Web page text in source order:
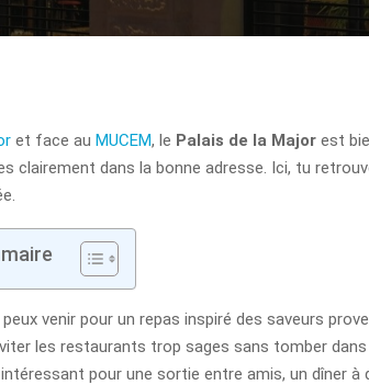
et face au MUCEM, le Palais de la Major est
clairement dans la bonne adresse. Ici, tu
venir pour un repas inspiré des saveurs
les restaurants trop sages sans tomber
pour une sortie entre amis, un dîner à